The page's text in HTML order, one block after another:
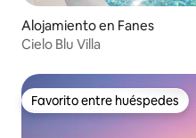
Alojamiento en Fanes
Cielo Blu Villa
Favorito entre huéspedes
Favorito entre huéspedes